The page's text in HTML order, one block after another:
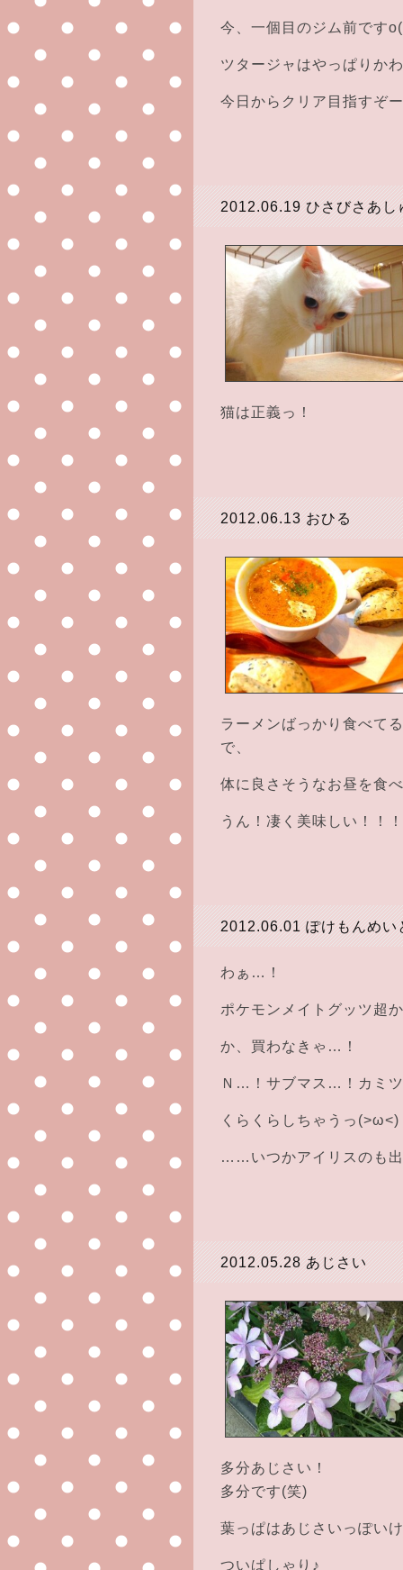
今、一個目のジム前です
ツタージャはやっぱりか
今日からクリア目指すぞ
2012.06.19 ひさびさあし
猫は正義っ！
2012.06.13 おひる
ラーメンばっかり食べて
で、
体に良さそうなお昼を食
うん！凄く美味しい！！
2012.06.01 ぽけもんめい
わぁ…！
ポケモンメイトグッツ超
か、買わなきゃ…！
Ｎ…！サブマス…！カミ
くらくらしちゃうっ(>ω<)
……いつかアイリスのも
2012.05.28 あじさい
多分あじさい！
多分です(笑)
葉っぱはあじさいっぽい
ついぱしゃり♪